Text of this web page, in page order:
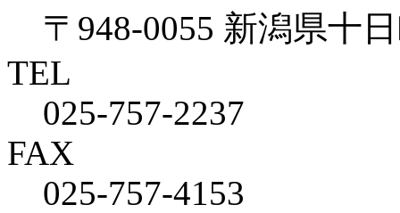
〒948-0055 新潟県十
TEL
025-757-2237
FAX
025-757-4153